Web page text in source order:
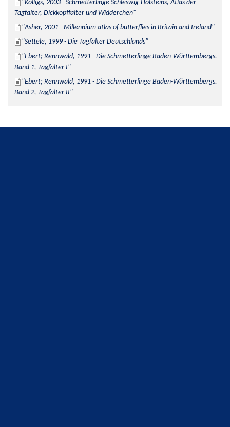
Kolligs, 2003 - Schmetterlinge Schleswig-Holsteins, Atlas der
Tagfalter, Dickkopffalter und Widderchen
Asher, 2001 - Millennium atlas of butterflies in Britain and Ireland
Settele, 1999 - Die Tagfalter Deutschlands
Ebert; Rennwald, 1991 - Die Schmetterlinge Baden-Württembergs.
Band 1, Tagfalter I
Ebert; Rennwald, 1991 - Die Schmetterlinge Baden-Württembergs.
Band 2, Tagfalter II